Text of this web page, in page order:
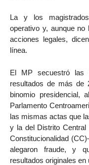
​​​​​La y los
operativo y, aunque
acciones legales,
línea.
El MP secuestró las
resultados de más de
binomio presidencial,
Parlamento
las mismas actas que
y la del Distrito
Constitucionalidad
alegaron fraude, y
resultados originales en